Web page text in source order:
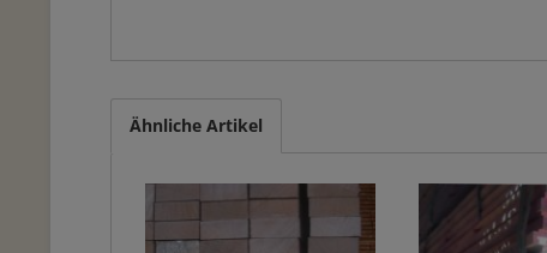
Ähnliche Artikel